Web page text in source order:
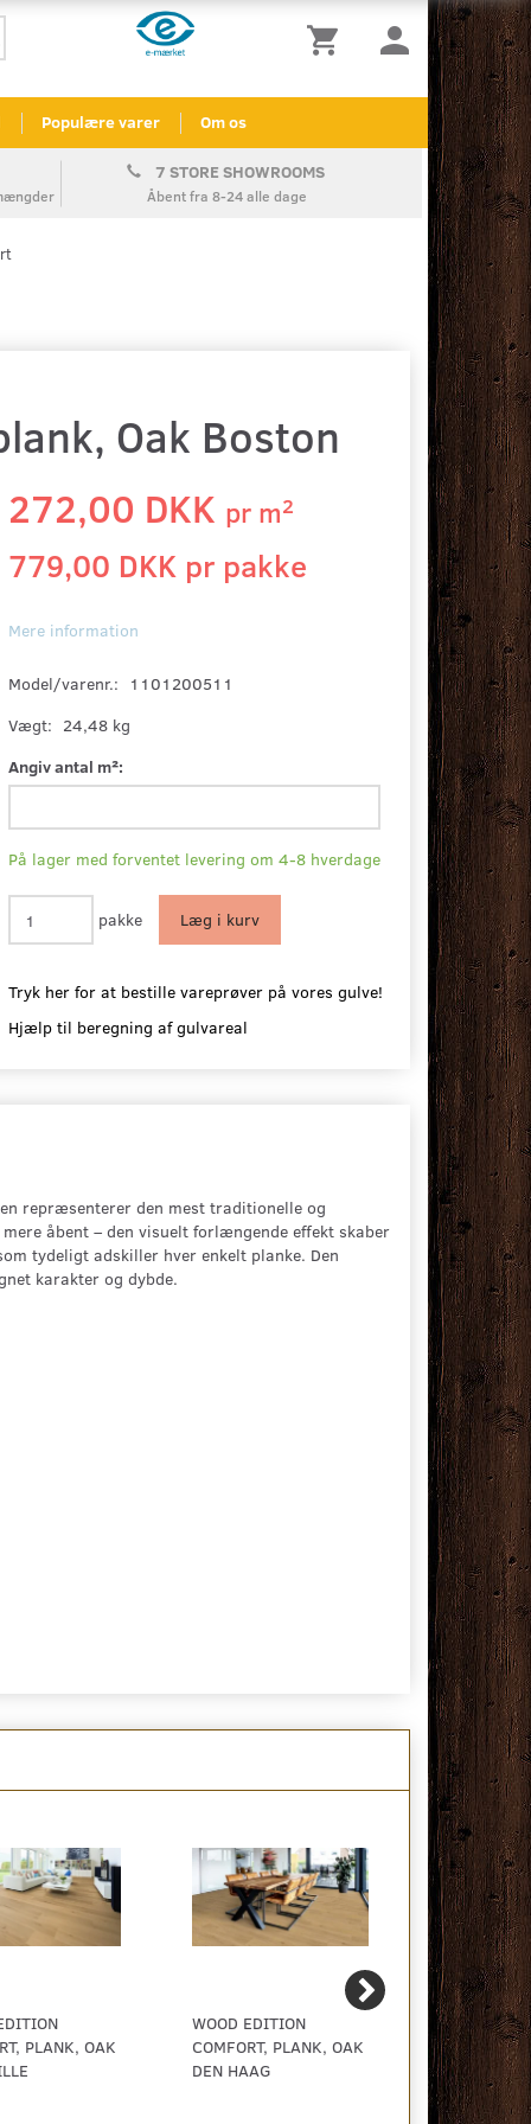
Populære varer Om os
7 STORE SHOWROOMS
Åbent fra 8-24 alle dage
Oak Boston
272,00 DKK pr m2
779,00 DKK pr pakke
Mere information
Model/varenr.:
1101200511
Vægt: 24,48 kg
Angiv antal m²:
På lager med forventet levering om 4-8 hverdage
pakke Læg i kurv
Tryk her for at bestille vareprøver på vores gulve!
Hjælp til beregning af gulvareal
repræsenterer den mest traditionelle og
åbent – den visuelt forlængende effekt skaber
tydeligt adskiller hver enkelt planke. Den
karakter og dybde.
PLANK, OAK
WOOD EDITION
COMFORT, PLANK, OAK
DEN HAAG
WOOD
COMFORT,
PLANK,